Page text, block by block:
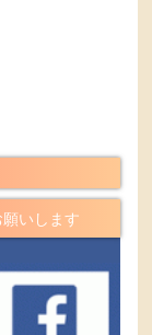
いします